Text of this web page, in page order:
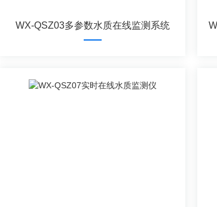
WX-QSZ03多参数水质在线监测系统